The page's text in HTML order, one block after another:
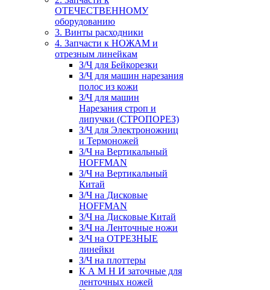
ОТЕЧЕСТВЕННОМУ
оборудованию
3. Винты расходники
4. Запчасти к НОЖАМ и
отрезным линейкам
З/Ч для Бейкорезки
З/Ч для машин нарезания
полос из кожи
З/Ч для машин
Нарезания строп и
липучки (СТРОПОРЕЗ)
З/Ч для Электроножниц
и Термоножей
З/Ч на Вертикальный
HOFFMAN
З/Ч на Вертикальный
Китай
З/Ч на Дисковые
HOFFMAN
З/Ч на Дисковые Китай
З/Ч на Ленточные ножи
З/Ч на ОТРЕЗНЫЕ
линейки
З/Ч на плоттеры
К А М Н И заточные для
ленточных ножей